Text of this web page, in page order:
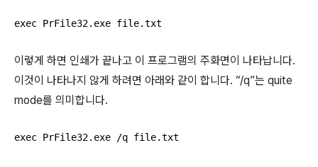
exec PrFile32.exe file.txt
이렇게 하면 인쇄가 끝나고 이 프로그램의 주화면이 나타납니다.
이것이 나타나지 않게 하려면 아래와 같이 합니다. “/q”는 quite
mode를 의미합니다.
exec PrFile32.exe /q file.txt